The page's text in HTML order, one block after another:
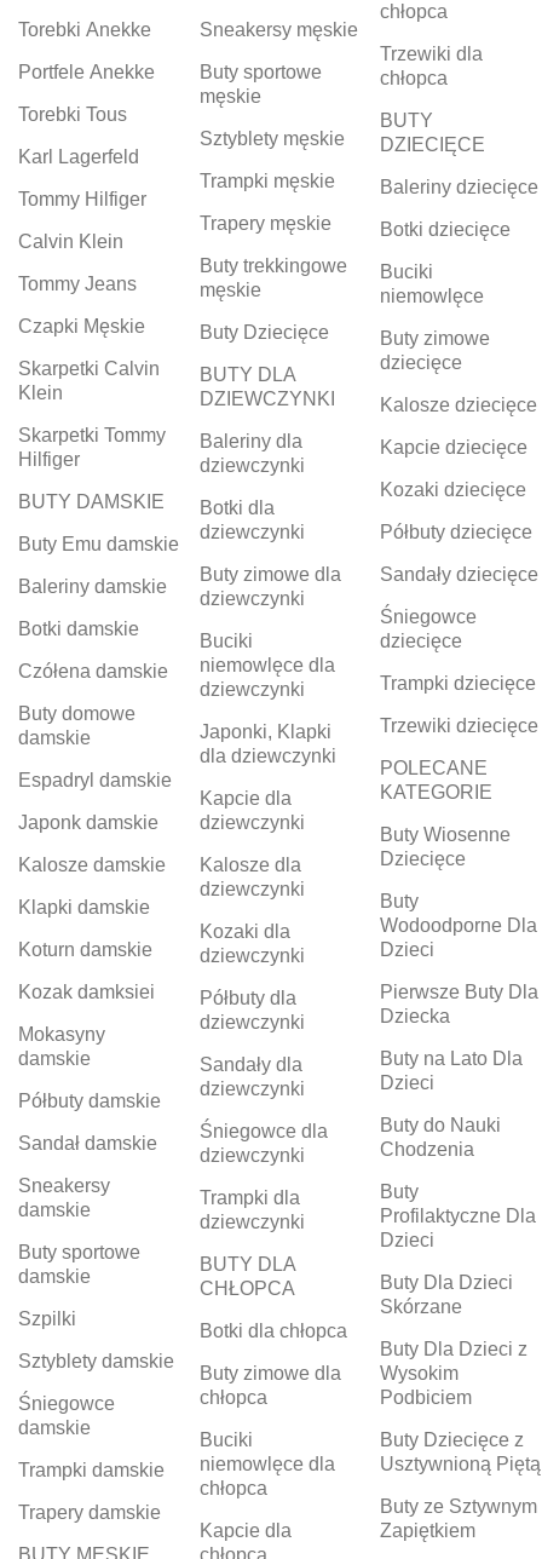
Torebki Anekke
Portfele Anekke
Torebki Tous
Karl Lagerfeld
Tommy Hilfiger
Calvin Klein
Tommy Jeans
Czapki Męskie
Skarpetki Calvin
Klein
Skarpetki Tommy
Hilfiger
BUTY DAMSKIE
Buty Emu damskie
Baleriny damskie
Botki damskie
Czółena damskie
Buty domowe
damskie
Espadryl damskie
Japonk damskie
Kalosze damskie
Klapki damskie
Koturn damskie
Kozak damksiei
Mokasyny
damskie
Półbuty damskie
Sandał damskie
Sneakersy
damskie
Buty sportowe
damskie
Szpilki
Sztyblety damskie
Śniegowce
damskie
Trampki damskie
Trapery damskie
BUTY MĘSKIE
Sneakersy męskie
Buty sportowe
męskie
Sztyblety męskie
Trampki męskie
Trapery męskie
Buty trekkingowe
męskie
Buty Dziecięce
BUTY DLA
DZIEWCZYNKI
Baleriny dla
dziewczynki
Botki dla
dziewczynki
Buty zimowe dla
dziewczynki
Buciki
niemowlęce dla
dziewczynki
Japonki, Klapki
dla dziewczynki
Kapcie dla
dziewczynki
Kalosze dla
dziewczynki
Kozaki dla
dziewczynki
Półbuty dla
dziewczynki
Sandały dla
dziewczynki
Śniegowce dla
dziewczynki
Trampki dla
dziewczynki
BUTY DLA
CHŁOPCA
Botki dla chłopca
Buty zimowe dla
chłopca
Buciki
niemowlęce dla
chłopca
Kapcie dla
chłopca
chłopca
Trzewiki dla
chłopca
BUTY
DZIECIĘCE
Baleriny dziecięce
Botki dziecięce
Buciki
niemowlęce
Buty zimowe
dziecięce
Kalosze dziecięce
Kapcie dziecięce
Kozaki dziecięce
Półbuty dziecięce
Sandały dziecięce
Śniegowce
dziecięce
Trampki dziecięce
Trzewiki dziecięce
POLECANE
KATEGORIE
Buty Wiosenne
Dziecięce
Buty
Wodoodporne Dla
Dzieci
Pierwsze Buty Dla
Dziecka
Buty na Lato Dla
Dzieci
Buty do Nauki
Chodzenia
Buty
Profilaktyczne Dla
Dzieci
Buty Dla Dzieci
Skórzane
Buty Dla Dzieci z
Wysokim
Podbiciem
Buty Dziecięce z
Usztywnioną Piętą
Buty ze Sztywnym
Zapiętkiem